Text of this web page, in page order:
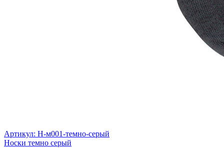
Артикул: Н-м001-темно-серый
Носки темно серый